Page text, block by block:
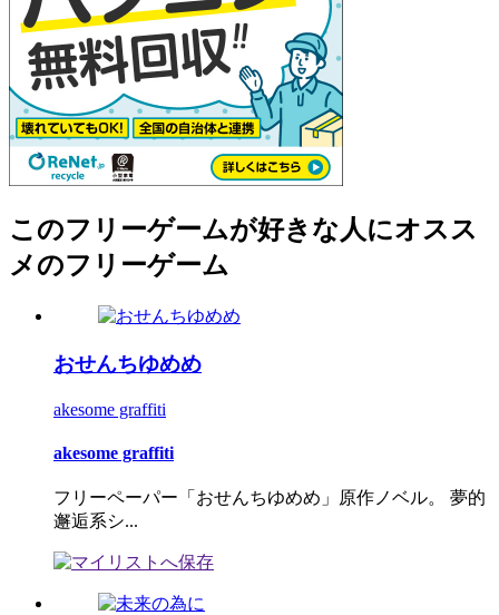
このフリーゲームが好きな人にオスス
メのフリーゲーム
おせんちゆめめ
akesome graffiti
akesome graffiti
フリーペーパー「おせんちゆめめ」原作ノベル。 夢的
邂逅系シ...